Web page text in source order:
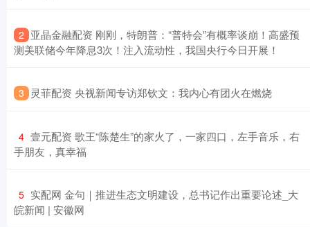
2 ​亚晶金融配资 刚刚，特朗普：“普特会”有概率谈崩！高盛预
测美联储今年降息3次！注入流动性，我国央行今日开展！
3 ​灵菲配资 央视新闻专访郑钦文：我内心有团火在燃烧
4 ​壹元配资 歌王“陈楚生”的家火了，一家四口，左手音乐，右
手朋友，真幸福
5 ​实配网 金句｜推进生态文明建设，总书记作出重要论述_大
皖新闻 | 安徽网